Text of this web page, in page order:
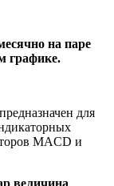
на паре
графике.
для
MACD и
величина